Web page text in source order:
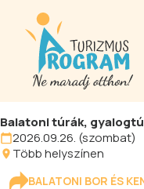
Balatoni túrák,
2026.09.26. (szombat)
Több helyszínen
BALATONI BOR ÉS